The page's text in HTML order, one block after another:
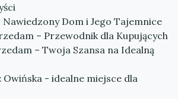
Nawiedzony Dom i Jego Tajemnice
– Przewodnik dla Kupujących
– Twoja Szansa na Idealną
- idealne miejsce dla